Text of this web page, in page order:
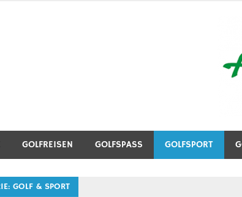
GOLFREISEN GOLFSPASS GOLFSPORT
GOLF & SPORT